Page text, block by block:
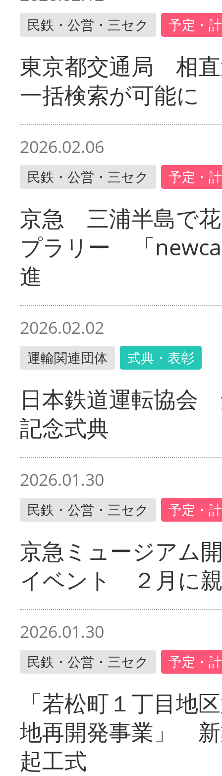
民鉄・公営・三セク 予定・
東京都交通局 相
一括検索が可能に
2026.02.06
民鉄・公営・三セク 予定・
京急 三浦半島で
プラリー 「
進
2026.02.02
運輸関連団体 式典・表彰
日本鉄道運転協会
記念式典
2026.01.30
民鉄・公営・三セク 予定・
京急ミュージアム
イベント ２月に
2026.01.30
民鉄・公営・三セク 予定・
「若松町１丁目地
地再開発事業」
起工式